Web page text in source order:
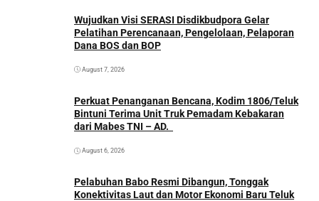
Wujudkan Visi SERASI Disdikbudpora Gelar
Pelatihan Perencanaan, Pengelolaan, Pelaporan
Dana BOS dan BOP
August 7, 2026
Perkuat Penanganan Bencana, Kodim 1806/Teluk
Bintuni Terima Unit Truk Pemadam Kebakaran
August 6, 2026
Pelabuhan Babo Resmi Dibangun, Tonggak
Konektivitas Laut dan Motor Ekonomi Baru Teluk